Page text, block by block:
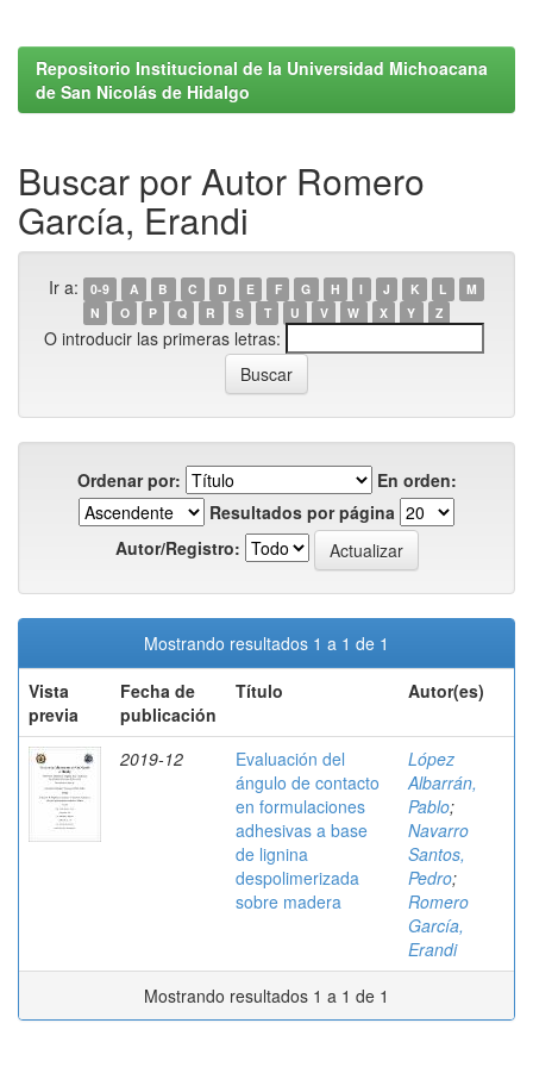
Repositorio Institucional de la Universidad Michoacana
de San Nicolás de Hidalgo
Buscar por Autor Romero
García, Erandi
Ir a: 0-9 A B C D E F G H I J K L
M
N
O P Q R S T U V W X Y Z
O introducir las primeras letras:
Ordenar por:
En orden:
Resultados por página
Autor/Registro:
Mostrando resultados 1 a 1 de 1
Vista
previa
Fecha de
publicación
Título Autor(es)
2019-12
Evaluación del
ángulo de contacto
en formulaciones
adhesivas a base
de lignina
despolimerizada
sobre madera
López
Albarrán,
Pablo;
Navarro
Santos,
Pedro;
Romero
García,
Erandi
Mostrando resultados 1 a 1 de 1